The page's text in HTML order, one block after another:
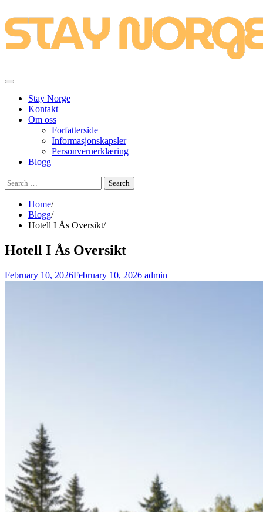
to
content
Stay Norge
Kontakt
Om oss
Forfatterside
Informasjonskapsler
Personvernerklæring
Blogg
Search
for:
Home
Blogg
Hotell I Ås Oversikt
Hotell I Ås Oversikt
February 10, 2026February 10, 2026 admin